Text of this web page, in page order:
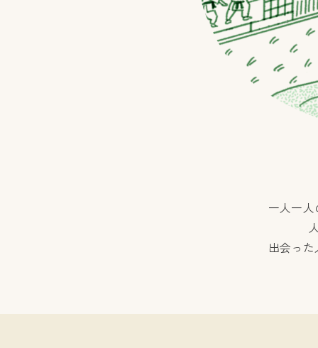
一人一人
出会っ